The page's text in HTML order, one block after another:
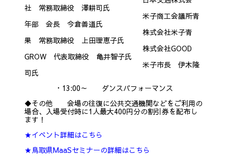
社 常務取締役 澤耕司氏
米子商工会議所青
年部 会長 今倉善道氏
株式会社米子青
果 常務取締役 上田理恵子氏
株式会社GOOD
GROW 代表取締役 亀井智子氏
米子市長 伊木隆
司氏
・13:00～ ダンスパフォーマンス
◆その他 会場の往復に公共交通機関などをご利用の
場合、入場受付時に1人最大400円分の割引券を配布し
ます！
★イベント詳細はこちら
★鳥取県MaaSセミナーの詳細はこちら